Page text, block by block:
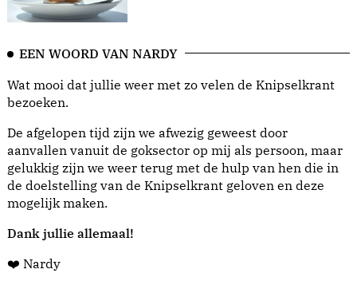
EEN WOORD VAN NARDY
Wat mooi dat jullie weer met zo velen de Knipselkrant
bezoeken.
De afgelopen tijd zijn we afwezig geweest door
aanvallen vanuit de goksector op mij als persoon, maar
gelukkig zijn we weer terug met de hulp van hen die in
de doelstelling van de Knipselkrant geloven en deze
mogelijk maken.
Dank jullie allemaal!
❤️ Nardy